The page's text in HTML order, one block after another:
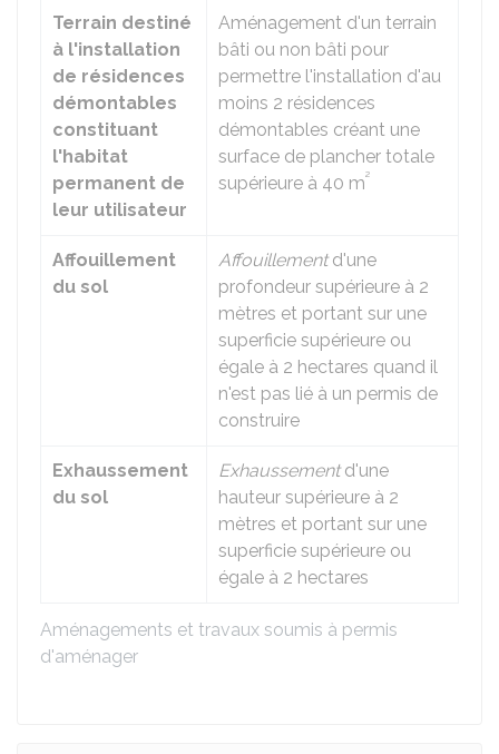
Aménagements et travaux soumis à permis
d'aménager
Terrain destiné
à l'installation
de résidences
démontables
constituant
l'habitat
permanent de
leur utilisateur
Aménagement d'un terrain
bâti ou non bâti pour
permettre l'installation d'au
moins 2 résidences
démontables créant une
surface de plancher totale
supérieure à 40 m²
Affouillement
du sol
Affouillementd'une
profondeur supérieure à 2
mètres et portant sur une
superficie supérieure ou
égale à 2 hectares quand il
n'est pas lié à un permis de
construire
Exhaussement
du sol
Exhaussementd'une
hauteur supérieure à 2
mètres et portant sur une
superficie supérieure ou
égale à 2 hectares